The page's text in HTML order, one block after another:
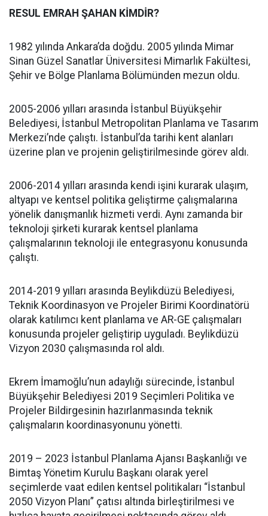
RESUL EMRAH ŞAHAN KİMDİR?
1982 yılında Ankara’da doğdu. 2005 yılında Mimar
Sinan Güzel Sanatlar Üniversitesi Mimarlık Fakültesi,
Şehir ve Bölge Planlama Bölümünden mezun oldu.
2005-2006 yılları arasında İstanbul Büyükşehir
Belediyesi, İstanbul Metropolitan Planlama ve Tasarım
Merkezi’nde çalıştı. İstanbul’da tarihi kent alanları
üzerine plan ve projenin geliştirilmesinde görev aldı.
2006-2014 yılları arasında kendi işini kurarak ulaşım,
altyapı ve kentsel politika geliştirme çalışmalarına
yönelik danışmanlık hizmeti verdi. Aynı zamanda bir
teknoloji şirketi kurarak kentsel planlama
çalışmalarının teknoloji ile entegrasyonu konusunda
çalıştı.
2014-2019 yılları arasında Beylikdüzü Belediyesi,
Teknik Koordinasyon ve Projeler Birimi Koordinatörü
olarak katılımcı kent planlama ve AR-GE çalışmaları
konusunda projeler geliştirip uyguladı. Beylikdüzü
Vizyon 2030 çalışmasında rol aldı.
Ekrem İmamoğlu’nun adaylığı sürecinde, İstanbul
Büyükşehir Belediyesi 2019 Seçimleri Politika ve
Projeler Bildirgesinin hazırlanmasında teknik
çalışmaların koordinasyonunu yönetti.
2019 – 2023 İstanbul Planlama Ajansı Başkanlığı ve
Bimtaş Yönetim Kurulu Başkanı olarak yerel
seçimlerde vaat edilen kentsel politikaları “İstanbul
2050 Vizyon Planı” çatısı altında birleştirilmesi ve